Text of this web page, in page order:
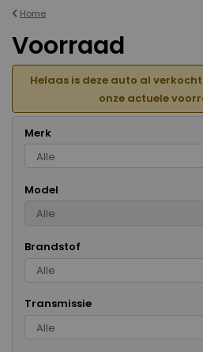
Home
Voorraad
Helaas is deze auto al
onze actuele
Merk
Model
Brandstof
Transmissie